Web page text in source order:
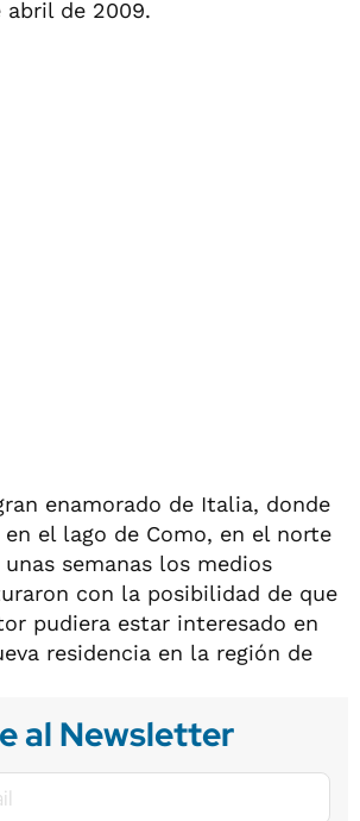
de 2009.
enamorado de Italia, donde
en el lago de Como, en el norte
semanas los medios
con la posibilidad de que
pudiera estar interesado en
residencia en la región de
al Newsletter